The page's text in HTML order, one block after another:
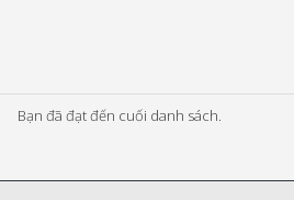
Bạn đã đạt đến cuối danh sách.